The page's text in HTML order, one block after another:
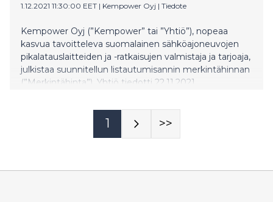
1.12.2021 11:30:00 EET | Kempower Oyj | Tiedote
Kempower Oyj (”Kempower” tai ”Yhtiö”), nopeaa
kasvua tavoitteleva suomalainen sähköajoneuvojen
pikalatauslaitteiden ja -ratkaisujen valmistaja ja tarjoaja,
julkistaa suunnitellun listautumisannin merkintähinnan
(”Merkintähinta”). Yhtiö tiedotti 22.11.2021
(”Osakkeet”) listaamista Nasdaq Helsinki Oy:n
(”Nasdaq Helsinki”) ylläpitämälle Nasdaq First North
1 >>